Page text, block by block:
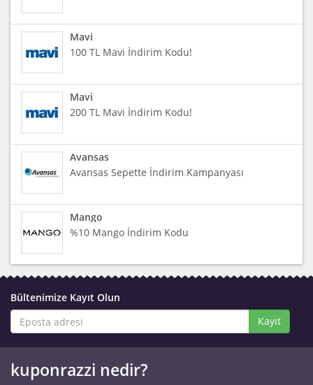
Mavi
100 TL Mavi İndirim Kodu!
Mavi
200 TL Mavi İndirim Kodu!
Avansas
Avansas Sepette İndirim Kampanyası
Mango
%10 Mango İndirim Kodu
Bültenimize Kayıt Olun
Kayıt
kuponrazzi nedir?